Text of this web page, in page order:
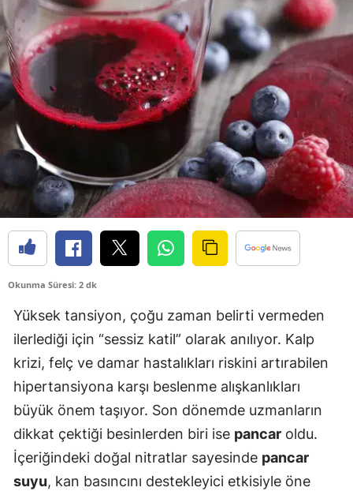
Okunma Süresi: 2 dk
Yüksek tansiyon, çoğu zaman belirti vermeden
ilerlediği için “sessiz katil” olarak anılıyor. Kalp
krizi, felç ve damar hastalıkları riskini artırabilen
hipertansiyona karşı beslenme alışkanlıkları
büyük önem taşıyor. Son dönemde uzmanların
dikkat çektiği besinlerden biri ise pancar oldu.
İçeriğindeki doğal nitratlar sayesinde pancar
suyu, kan basıncını destekleyici etkisiyle öne